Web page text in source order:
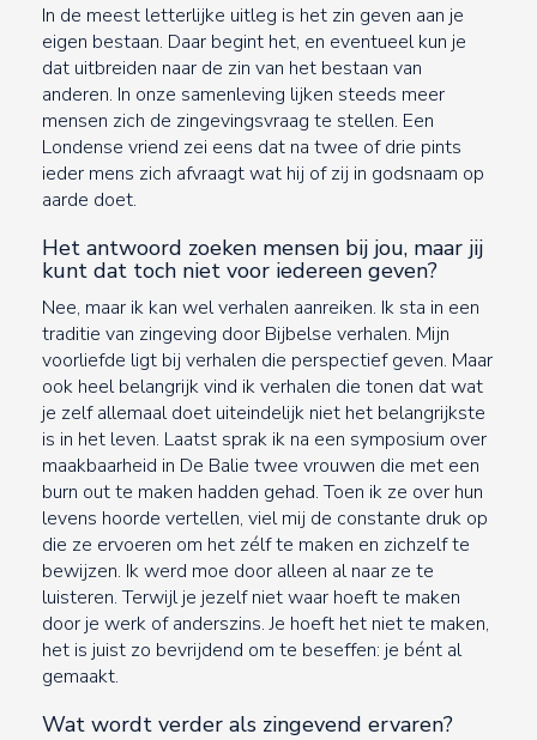
In de meest letterlijke uitleg is het zin geven aan je
eigen bestaan. Daar begint het, en eventueel kun je
dat uitbreiden naar de zin van het bestaan van
anderen. In onze samenleving lijken steeds meer
mensen zich de zingevingsvraag te stellen. Een
Londense vriend zei eens dat na twee of drie pints
ieder mens zich afvraagt wat hij of zij in godsnaam op
aarde doet.
Het antwoord zoeken mensen bij jou, maar jij
kunt dat toch niet voor iedereen geven?
Nee, maar ik kan wel verhalen aanreiken. Ik sta in een
traditie van zingeving door Bijbelse verhalen. Mijn
voorliefde ligt bij verhalen die perspectief geven. Maar
ook heel belangrijk vind ik verhalen die tonen dat wat
je zelf allemaal doet uiteindelijk niet het belangrijkste
is in het leven. Laatst sprak ik na een symposium over
maakbaarheid in De Balie twee vrouwen die met een
burn out te maken hadden gehad. Toen ik ze over hun
levens hoorde vertellen, viel mij de constante druk op
die ze ervoeren om het zélf te maken en zichzelf te
bewijzen. Ik werd moe door alleen al naar ze te
luisteren. Terwijl je jezelf niet waar hoeft te maken
door je werk of anderszins. Je hoeft het niet te maken,
het is juist zo bevrijdend om te beseffen: je bént al
gemaakt.
Wat wordt verder als zingevend ervaren?